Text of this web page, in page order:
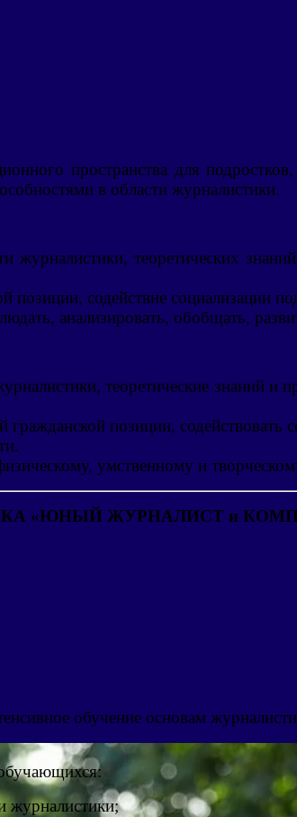
пространства для
в области журналистики.
теоретических
позиции, содействие социализации
анализировать, обобщать,
теоретические знаний и
позиции, содействовать
умственному и
«ЮНЫЙ ЖУРНАЛИСТ и
обучение основам
журналистики;